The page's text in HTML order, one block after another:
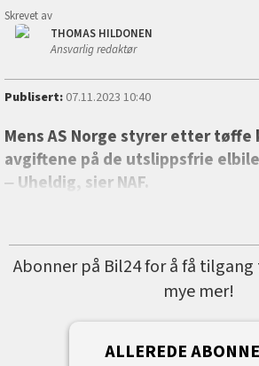
Skrevet av
THOMAS HILDONEN
Ansvarlig redaktør
Publisert:07.11.2023 10:40
Mens AS Norge styrer etter tøffe
avgiftene på de utslippsfrie
‒ Uheldig, sier NAF.
Abonner på Bil24 for å få
mye mer!
ALLEREDE